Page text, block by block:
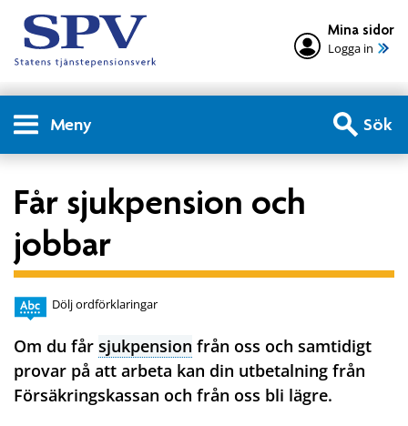
Mina sidor
Logga in
Meny Sök
Får sjukpension och
jobbar
Dölj ordförklaringar
Om du får sjukpension från oss och samtidigt
provar på att arbeta kan din utbetalning från
Försäkringskassan och från oss bli lägre.